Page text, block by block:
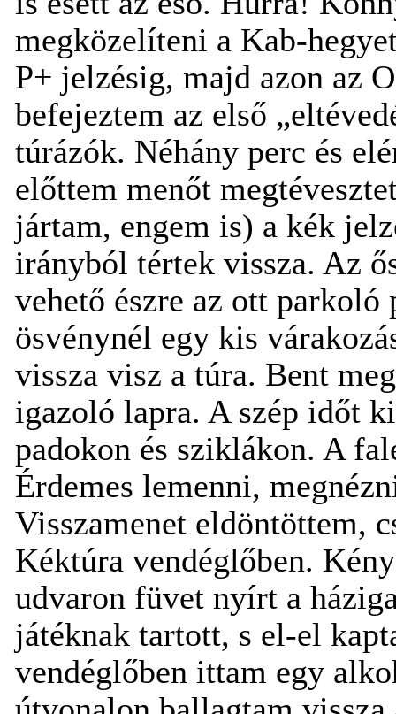
megközelíteni a Kab-
P+ jelzésig, majd azon az
befejeztem az első
túrázók. Néhány perc és
előttem menőt
jártam, engem is) a kék
irányból tértek vissza. Az
vehető észre az ott
ösvénynél egy kis
vissza visz a túra. Bent
igazoló lapra. A szép időt
padokon és sziklákon. A
Érdemes lemenni,
Visszamenet eldöntöttem,
Kéktúra vendéglőben.
udvaron füvet nyírt a
játéknak tartott, s el-el
vendéglőben ittam egy